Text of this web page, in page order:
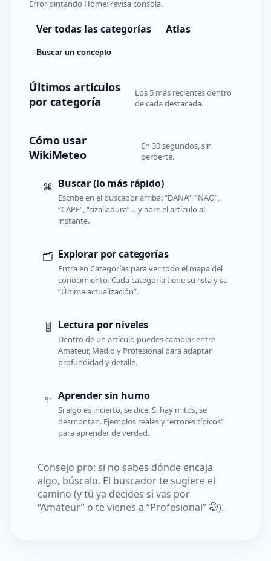
Error pintando Home: revisa consola.
Ver todas las categorías Atlas
Buscar un concepto
Últimos artículos
por categoría
Los 5 más recientes dentro
de cada destacada.
Cómo usar
WikiMeteo
En 30 segundos, sin
perderte.
⌘ Buscar (lo más rápido)
Escribe en el buscador arriba: “DANA”, “NAO”,
“CAPE”, “cizalladura”… y abre el artículo al
instante.
🗂️ Explorar por categorías
Entra en Categorías para ver todo el mapa del
conocimiento. Cada categoría tiene su lista y su
“Última actualización”.
🎚️ Lectura por niveles
Dentro de un artículo puedes cambiar entre
Amateur, Medio y Profesional para adaptar
profundidad y detalle.
✨ Aprender sin humo
Si algo es incierto, se dice. Si hay mitos, se
desmontan. Ejemplos reales y “errores típicos”
para aprender de verdad.
Consejo pro: si no sabes dónde encaja
algo, búscalo. El buscador te sugiere el
camino (y tú ya decides si vas por
“Amateur” o te vienes a “Profesional” 🤭).